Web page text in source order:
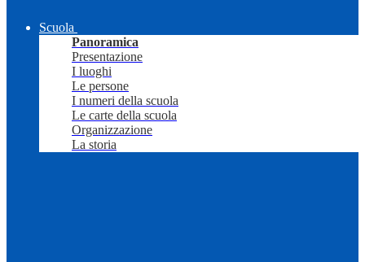
Scuola
Panoramica
Presentazione
I luoghi
Le persone
I numeri della scuola
Le carte della scuola
Organizzazione
La storia